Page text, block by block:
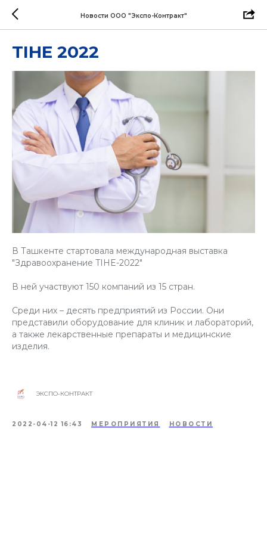
Новости ООО "Экспо-Контракт"
TIHE 2022
В Ташкенте стартовала международная выставка
"Здравоохранение TIHE-2022"
В ней участвуют 150 компаний из 15 стран.
Среди них – десять предприятий из России. Они
представили оборудование для клиник и лабораторий,
а также лекарственные препараты и медицинские
изделия.
ЭКСПО-КОНТРАКТ
2022-04-12 16:43 МЕРОПРИЯТИЯ НОВОСТИ